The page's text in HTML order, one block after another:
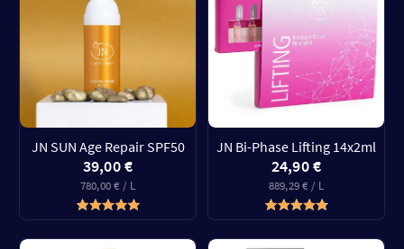
JN SUN Age Repair SPF50
39,00 €
780,00 € / L
JN Bi-Phase Lifting 14x2ml
24,90 €
889,29 € / L